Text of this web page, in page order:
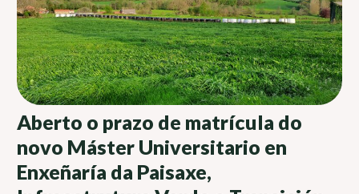
Aberto o prazo de matrícula do
novo Máster Universitario en
Enxeñaría da Paisaxe,